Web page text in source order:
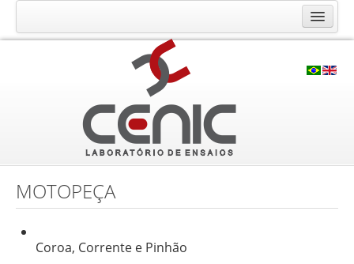
O Laboratório CENIC
Infraestrutura
Ensaios e Análises
Consultoria e Cursos
MOTOPEÇA
Coroa, Corrente e Pinhão